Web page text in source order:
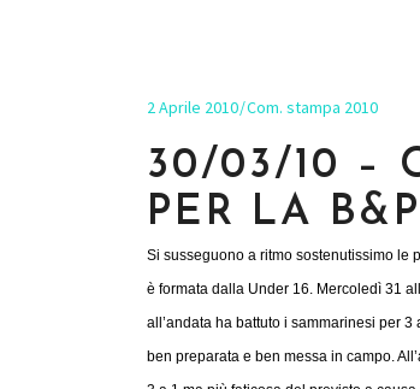
2 Aprile 2010 Com. stampa 2010
30/03/10 –
PER LA B&P
Si susseguono a ritmo sostenutissimo le
è formata dalla Under 16. Mercoledì 31
all’andata ha battuto i sammarinesi per 3
ben preparata e ben messa in campo.